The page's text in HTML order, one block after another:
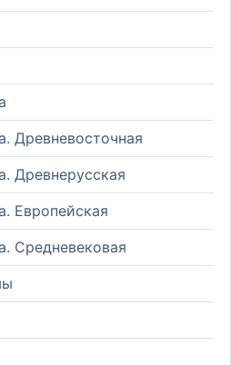
Древневосточная
Древнерусская
Европейская
Средневековая